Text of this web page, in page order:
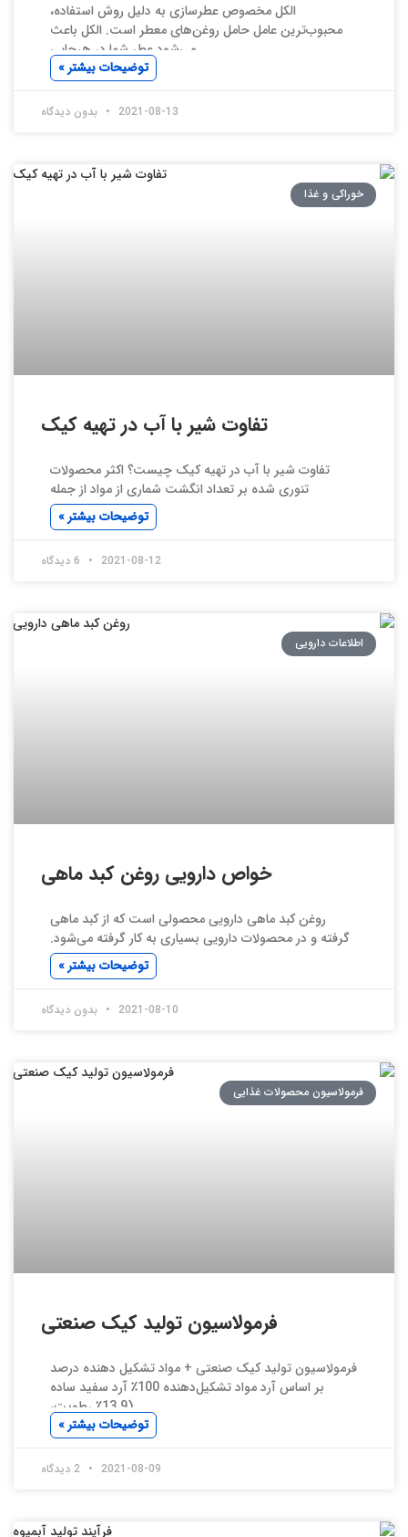
الکل مخصوص عطرسازی به دلیل روش استفاده،
محبوب‌ترین عامل حامل روغن‌های معطر است. الکل باعث
می‌شود عطر شما در هرجایی
توضیحات بیشتر »
2021-08-13 بدون دیدگاه
خوراکی و غذا
تفاوت شیر با آب در تهیه کیک
تفاوت شیر با آب در تهیه کیک چیست؟ اکثر محصولات
تنوری شده بر تعداد انگشت شماری از مواد از جمله
توضیحات بیشتر »
2021-08-12
اطلاعات دارویی
خواص دارویی روغن کبد ماهی
روغن کبد ماهی دارویی محصولی است که از کبد ماهی
گرفته و در محصولات دارویی بسیاری به کار گرفته می‌شود.
توضیحات بیشتر »
2021-08-10 بدون دیدگاه
فرمولاسیون محصولات غذایی
فرمولاسیون تولید کیک صنعتی
فرمولاسیون تولید کیک صنعتی + مواد تشکیل دهنده درصد
بر اساس آرد مواد تشکیل‌دهنده 100٪ آرد سفید ساده
(13.9٪ رطوبت،
توضیحات بیشتر »
2021-08-09